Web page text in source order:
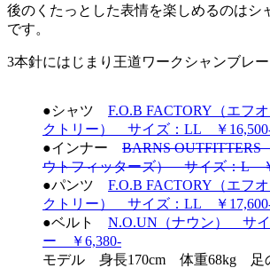
後のくたっとした表情を楽しめるのはシ
です。
3本針にはじまり王道ワークシャンブレー
●シャツ F.O.B FACTORY（エフ
クトリー） サイズ：LL ￥
●インナー BARNS OUTFITTERS
ウトフィッターズ） サイズ：L
●パンツ F.O.B FACTORY（エフ
クトリー） サイズ：LL ￥
●ベルト N.O.UN（ナウン） サイ
ー ￥6,380-
モデル 身長170cm 体重68kg 足